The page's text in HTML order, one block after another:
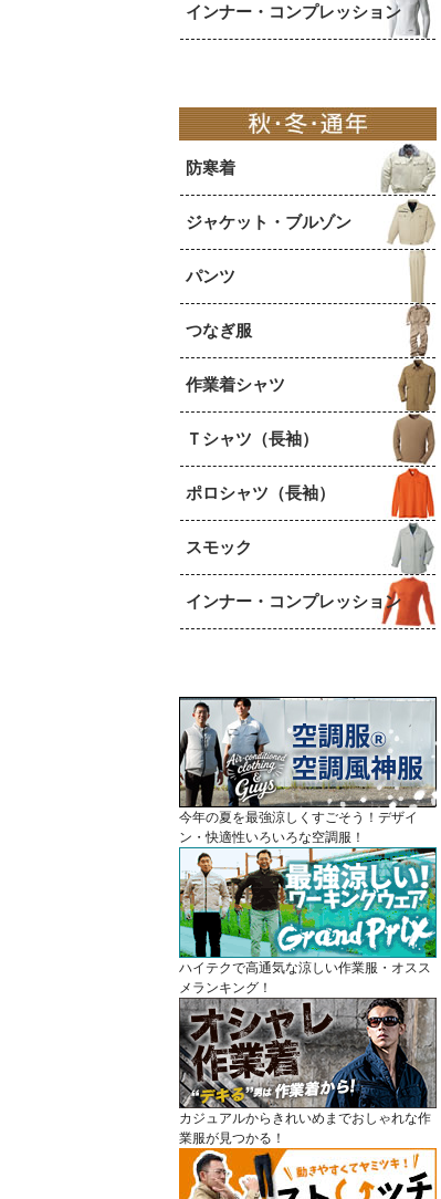
インナー・コンプレッション
防寒着
ジャケット・ブルゾン
パンツ
つなぎ服
作業着シャツ
Ｔシャツ（長袖）
ポロシャツ（長袖）
スモック
インナー・コンプレッション
今年の夏を最強涼しくすごそう！デザイ
ン・快適性いろいろな空調服！
ハイテクで高通気な涼しい作業服・オスス
メランキング！
カジュアルからきれいめまでおしゃれな作
業服が見つかる！